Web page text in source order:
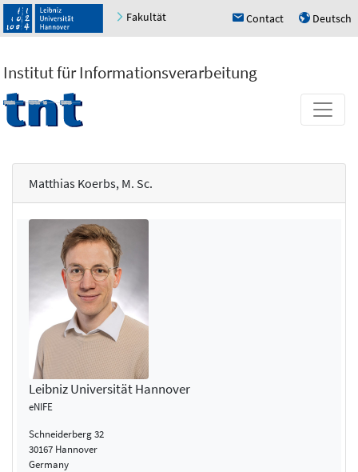
Fakultät h Contact u Deutsch
Institut für Informationsverarbeitung
Matthias Koerbs, M. Sc.
Leibniz Universität Hannover
eNIFE
Schneiderberg 32
30167 Hannover
Germany